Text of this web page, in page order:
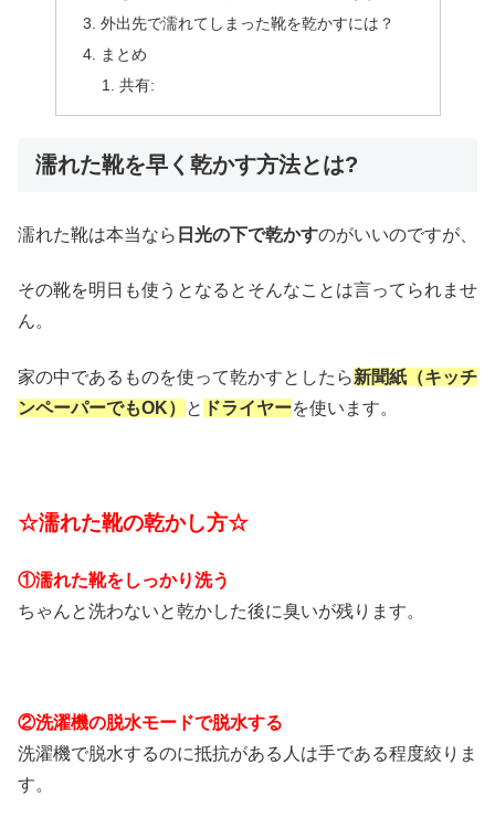
外出先で濡れてしまった靴を乾かすには？
まとめ
共有:
濡れた靴を早く乾かす方法とは?
濡れた靴は本当なら 日光の下で乾かすのがいいのですが、
その靴を明日も使うとなるとそんなことは言ってられませ
ん。
家の中であるものを使って乾かすとしたら新聞紙（キッチ
ンペーパーでもOK）
と ドライヤーを使います。
☆濡れた靴の乾かし方☆
①濡れた靴をしっかり洗う
ちゃんと洗わないと乾かした後に臭いが残ります。
②洗濯機の脱水モードで脱水する
洗濯機で脱水するのに抵抗がある人は手である程度絞りま
す。